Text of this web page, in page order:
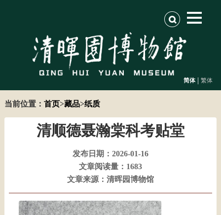
简体 | 繁体
当前位置： 首页>藏品>纸质
清顺德聂瀚棠科考贴堂
发布日期：2026-01-16
文章阅读量：1683
文章来源：清晖园博物馆